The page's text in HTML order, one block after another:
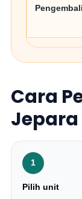
Cara
Jepara
1
Pilih unit